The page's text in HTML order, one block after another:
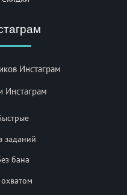
Инстаграм
Инстаграм
заданий
бана